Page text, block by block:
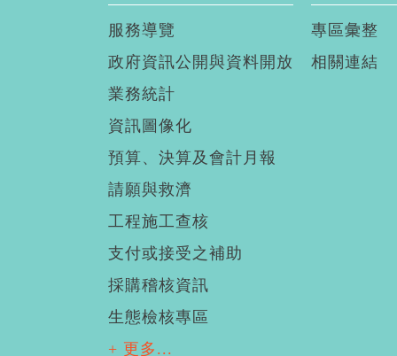
服務導覽
政府資訊公開與資料開放
業務統計
資訊圖像化
預算、決算及會計月報
請願與救濟
工程施工查核
支付或接受之補助
採購稽核資訊
生態檢核專區
+ 更多...
專區彙整
相關連結